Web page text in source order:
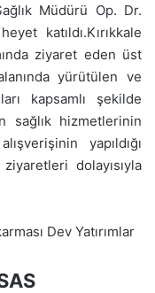
Müdürü Op. Dr.
katıldı.Kırıkkale
ziyaret eden üst
yürütülen ve
kapsamlı şekilde
sağlık hizmetlerinin
yapıldığı
dolayısıyla